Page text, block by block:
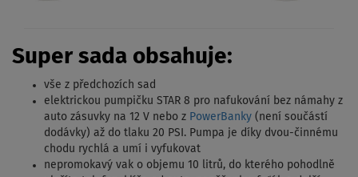
Super sada obsahuje:
vše z předchozích sad
elektrickou pumpičku STAR 8 pro nafukování bez námahy z
auto zásuvky na 12 V nebo z PowerBanky (není součástí
dodávky) až do tlaku 20 PSI. Pumpa je díky dvou-činnému
chodu rychlá a umí i vyfukovat
nepromokavý vak o objemu 10 litrů, do kterého pohodlně